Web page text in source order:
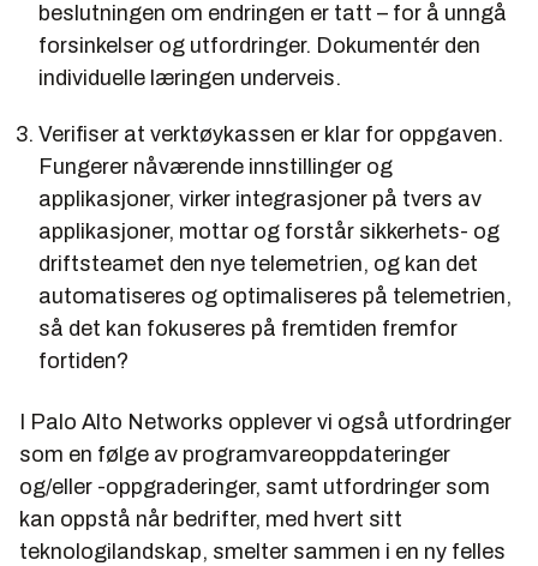
beslutningen om endringen er tatt – for å unngå
forsinkelser og utfordringer. Dokumentér den
individuelle læringen underveis.
Verifiser at verktøykassen er klar for oppgaven.
Fungerer nåværende innstillinger og
applikasjoner, virker integrasjoner på tvers av
applikasjoner, mottar og forstår sikkerhets- og
driftsteamet den nye telemetrien, og kan det
automatiseres og optimaliseres på telemetrien,
så det kan fokuseres på fremtiden fremfor
fortiden?
I Palo Alto Networks opplever vi også utfordringer
som en følge av programvareoppdateringer
og/eller -oppgraderinger, samt utfordringer som
kan oppstå når bedrifter, med hvert sitt
teknologilandskap, smelter sammen i en ny felles